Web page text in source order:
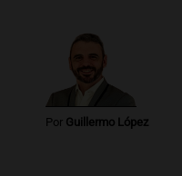
Panorama Federal
Episodios
Por Guillermo López